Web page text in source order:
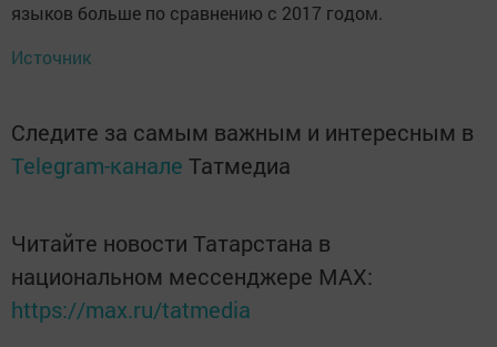
языков больше по сравнению с 2017 годом.
Источник
Следите за самым важным и интересным в
Telegram-канале Татмедиа
Читайте новости Татарстана в
национальном мессенджере MАХ:
https://max.ru/tatmedia